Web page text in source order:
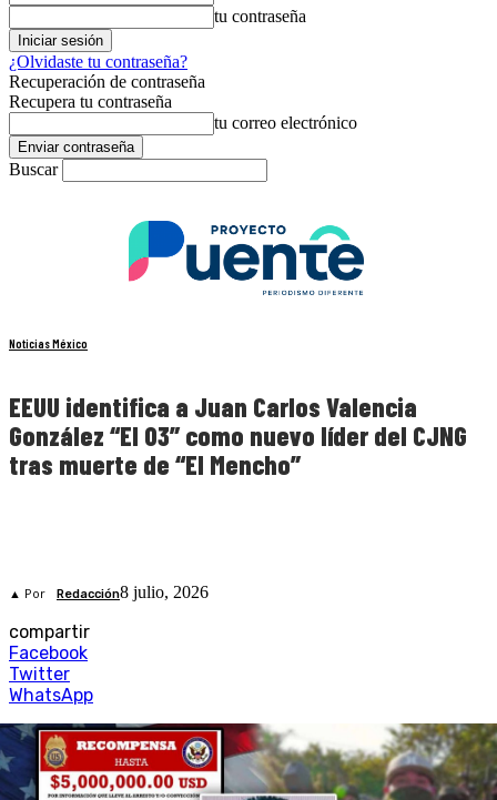
tu contraseña
¿Olvidaste tu contraseña?
Recuperación de contraseña
Recupera tu contraseña
tu correo electrónico
Buscar
Noticias México
EEUU identifica a Juan Carlos Valencia
González “El 03” como nuevo líder del CJNG
tras muerte de “El Mencho”
▲ Por Redacción8 julio, 2026
compartir
Facebook
Twitter
WhatsApp